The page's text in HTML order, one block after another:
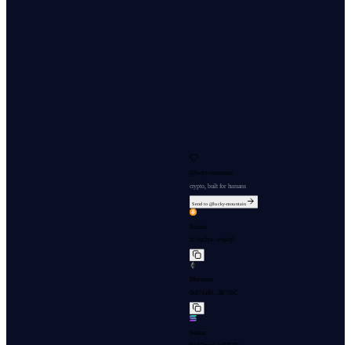
@ lucky-mountain
crypto, built for humans
Send to @lucky-mountain
Bitcoin
bc1qz3ya...vcquq9
Ethereum
0x874a40...3B705C
Solana